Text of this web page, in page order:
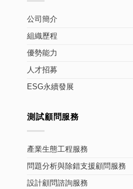
公司簡介
組織歷程
優勢能力
人才招募
ESG永續發展
測試顧問服務
產業生態工程服務
問題分析與除錯支援顧問服務
設計顧問諮詢服務